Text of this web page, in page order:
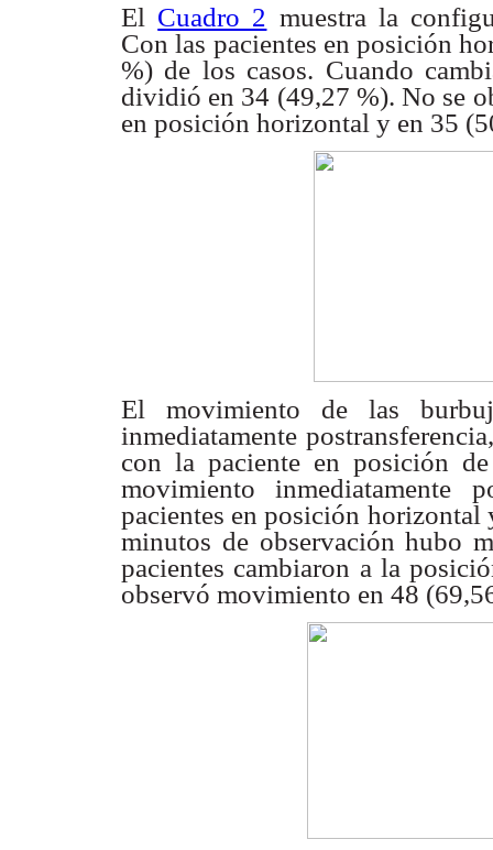
El Cuadro 2 muestra la
Con las pacientes en posición
%) de los casos. Cuando
dividió en 34 (49,27 %). No se
en posición horizontal y en 35
El movimiento de las
inmediatamente
con la paciente en posición
movimiento inmediatamente
pacientes en posición horizontal
minutos de observación hubo
pacientes cambiaron a la
observó movimiento en 48